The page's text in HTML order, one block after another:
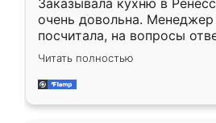
Заказывала кухню в
очень довольна.
посчитала, на вопросы
Замерщик приехал в
делу со всей
за день, ребята работали
Читать полностью